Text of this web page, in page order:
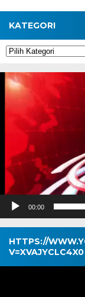
KATEGORI
Kategori
Pemutar
Video
00:00
HTTPS://
V=XVAJYCLC4X0
Pemutar